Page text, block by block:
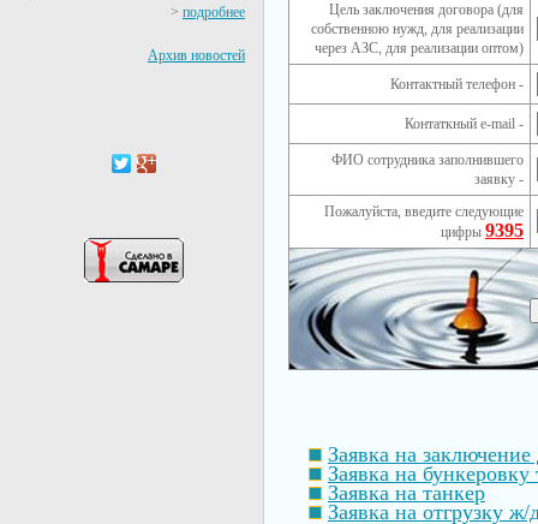
> подробнее
Архив новостей
Цель заключения договора (для
собственною нужд, для реализации
через АЗС, для реализации оптом)
Контактный телефон -
Контаткный e-mail -
ФИО сотрудника заполнившего
заявку -
Пожалуйста, введите следующие
цифры 9395
Заявка на заключение
Заявка на бункеровку
Заявка на танкер
Заявка на отгрузку